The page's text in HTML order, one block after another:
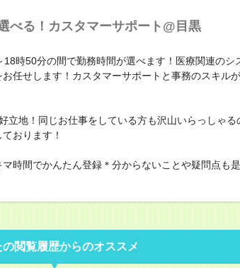
べる！カスタマーサポート@目黒
時50分の間で勤務時間が選べます！医療関連のシ
任せします！カスタマーサポートと事務のスキル
立地！同じお仕事をしている方も沢山いらっしゃる
おります！
マ時間でかんたん登録＊分からないことや疑問点も
の閲覧履歴からのオススメ